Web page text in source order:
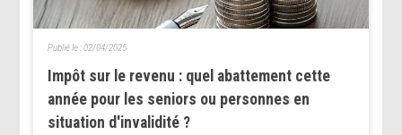
Impôt sur le revenu : quel abattement cette
année pour les seniors ou personnes en
situation d'invalidité ?
Publié le :02/04/2025